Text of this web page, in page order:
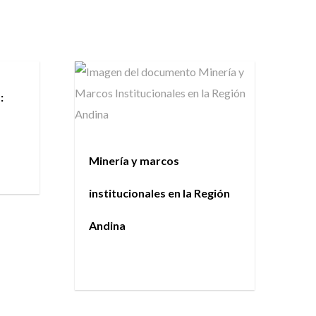
Minería y marcos
institucionales en la Región
Andina